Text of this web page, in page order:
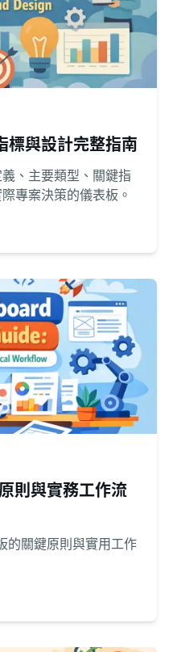
標與設計完整指南
、主要類型、關鍵指
專案決策的儀表板。
則與實務工作流
的關鍵原則與實用工作